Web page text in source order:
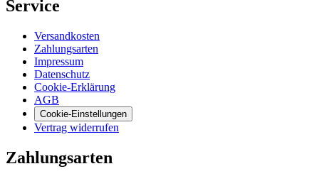
Service
Versandkosten
Zahlungsarten
Impressum
Datenschutz
Cookie-Erklärung
AGB
Cookie-Einstellungen
Vertrag widerrufen
Zahlungsarten